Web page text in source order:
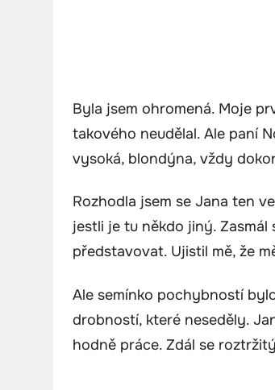
Byla jsem ohromená. Moje
takového neudělal. Ale paní
vysoká, blondýna, vždy
Rozhodla jsem se Jana ten
jestli je tu někdo jiný. Zasmál
představovat. Ujistil mě, že
Ale semínko pochybností
drobností, které neseděly.
hodně práce. Zdál se